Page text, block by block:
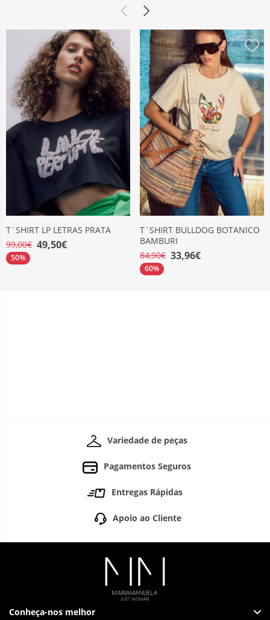
T´SHIRT LP LETRAS PRATA
99,00€ 49,50€
50%
T´SHIRT BULLDOG BOTANICO
BAMBURI
84,90€ 33,96€
60%
Variedade de peças
Pagamentos Seguros
Entregas Rápidas
Apoio ao Cliente
Conheça-nos melhor